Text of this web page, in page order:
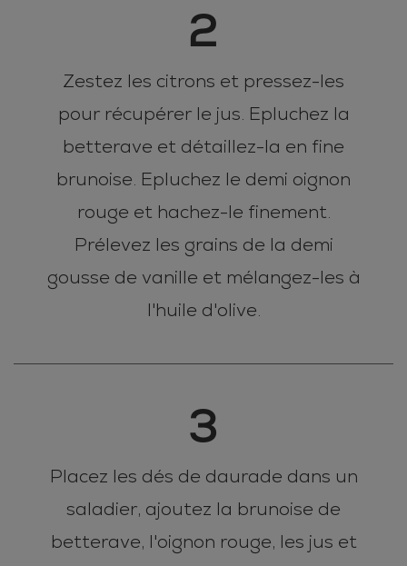
2
Zestez les citrons et pressez-les
pour récupérer le jus. Epluchez la
betterave et détaillez-la en fine
brunoise. Epluchez le demi oignon
rouge et hachez-le finement.
Prélevez les grains de la demi
gousse de vanille et mélangez-les à
l'huile d'olive.
3
Placez les dés de daurade dans un
saladier, ajoutez la brunoise de
betterave, l'oignon rouge, les jus et